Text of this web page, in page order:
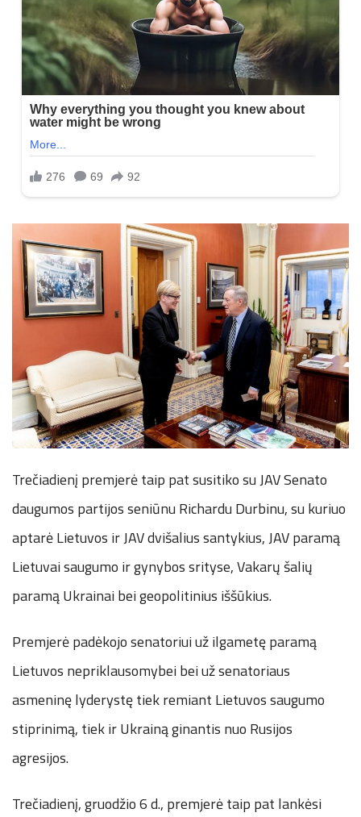
Trečiadienį premjerė taip pat susitiko su JAV Senato
daugumos partijos seniūnu Richardu Durbinu, su kuriuo
aptarė Lietuvos ir JAV dvišalius santykius, JAV paramą
Lietuvai saugumo ir gynybos srityse, Vakarų šalių
paramą Ukrainai bei geopolitinius iššūkius.
Premjerė padėkojo senatoriui už ilgametę paramą
Lietuvos nepriklausomybei bei už senatoriaus
asmeninę lyderystę tiek remiant Lietuvos saugumo
stiprinimą, tiek ir Ukrainą ginantis nuo Rusijos
agresijos.
Trečiadienį, gruodžio 6 d., premjerė taip pat lankėsi